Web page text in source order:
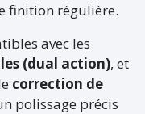
finition régulière.
avec les
(dual action), et
correction de
polissage précis